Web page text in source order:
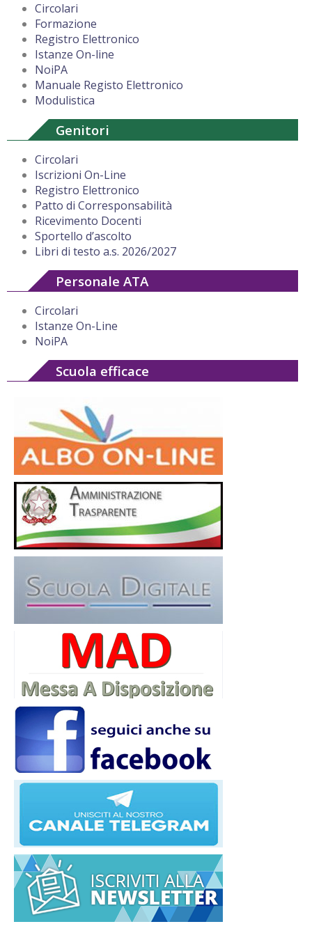
Circolari
Formazione
Registro Elettronico
Istanze On-line
NoiPA
Manuale Registo Elettronico
Modulistica
Genitori
Circolari
Iscrizioni On-Line
Registro Elettronico
Patto di Corresponsabilità
Ricevimento Docenti
Sportello d’ascolto
Libri di testo a.s. 2026/2027
Personale ATA
Circolari
Istanze On-Line
NoiPA
Scuola efficace